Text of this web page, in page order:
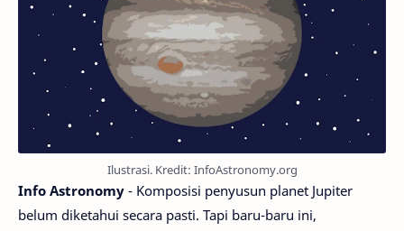
Ilustrasi. Kredit: InfoAstronomy.org
Info Astronomy - Komposisi penyusun planet Jupiter
belum diketahui secara pasti. Tapi baru-baru ini,